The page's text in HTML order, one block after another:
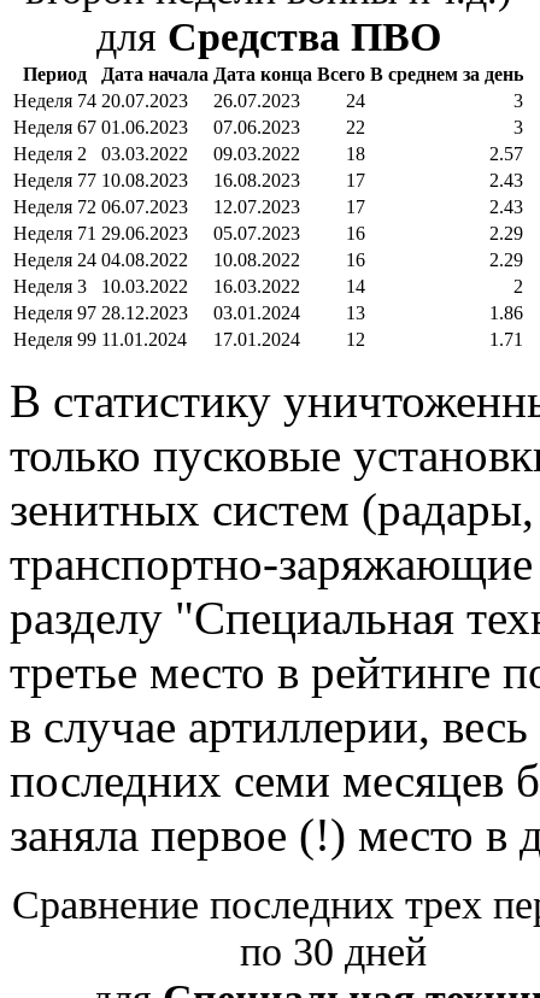
для Средства ПВО
Период Дата начала Дата конца Всего В среднем за день
Неделя 74 20.07.2023 26.07.2023 24
3
Неделя 67 01.06.2023 07.06.2023 22
3
Неделя 2
03.03.2022 09.03.2022 18
2.57
Неделя 77 10.08.2023 16.08.2023 17
2.43
Неделя 72 06.07.2023 12.07.2023 17
2.43
Неделя 71 29.06.2023 05.07.2023 16
2.29
Неделя 24 04.08.2022 10.08.2022 16
2.29
Неделя 3
10.03.2022 16.03.2022 14
2
Неделя 97 28.12.2023 03.01.2024 13
1.86
Неделя 99 11.01.2024 17.01.2024 12 1.71
В статистику
только пусковые
зенитных систем
транспортно-
разделу "Специальная
третье место в рейтинге
в случае артиллерии,
последних семи месяцев
заняла первое (!) место в
Сравнение последних трех
по 30 дней